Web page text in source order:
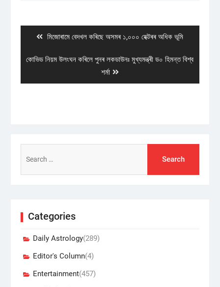
Previous
মিজোৰামে বেদখল কৰিছে অসমৰ ১,০০০ হেক্টৰৰ অধিক ভূমি
Next
কোভিড নিয়ম উলংঘন কৰিলে পুনৰ লকডাউনঃ মুখ্যমন্ত্ৰী ড০ হিমন্ত বিশ্ব
শৰ্মা
for:
Categories
Daily Astrology(289)
Editor's Column(4)
Entertainment(457)